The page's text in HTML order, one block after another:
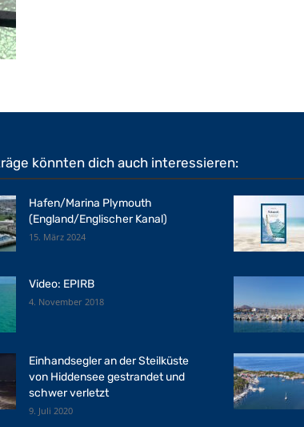
könnten dich auch interessieren:
Hafen/Marina Plymouth
(England/Englischer Kanal)
15. März 2024
Video: EPIRB
4. November 2018
Einhandsegler an der Steilküste
von Hiddensee gestrandet und
schwer verletzt
9. Juli 2020